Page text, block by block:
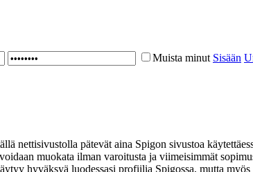
Muista minut Sisään
nettisivustolla pätevät aina Spigon sivustoa
muokata ilman varoitusta ja viimeisimmät
hyväksyä luodessasi profiilia Spigossa, mutta